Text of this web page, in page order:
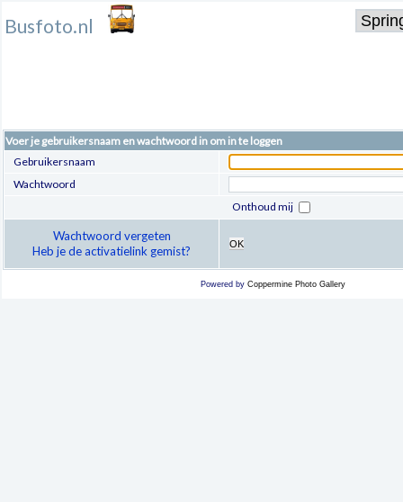
Busfoto.nl
Voer je gebruikersnaam en wachtwoord in om in te loggen
Gebruikersnaam
Wachtwoord
Onthoud mij
Wachtwoord vergeten
Heb je de activatielink gemist?
OK
Powered by Coppermine Photo Gallery